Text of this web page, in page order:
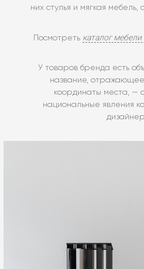
них стулья и мягкая
Посмотреть каталог мебели
У товаров бренда есть
название,
координаты места, —
национальные явления